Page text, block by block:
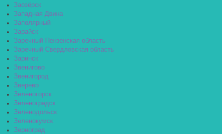
Заозёрск
Западная Двина
Заполярный
Зарайск
Заречный Пензенская область
Заречный Свердловская область
Заринск
Звенигово
Звенигород
Зверево
Зеленогорск
Зеленоградск
Зеленодольск
Зеленокумск
Зерноград